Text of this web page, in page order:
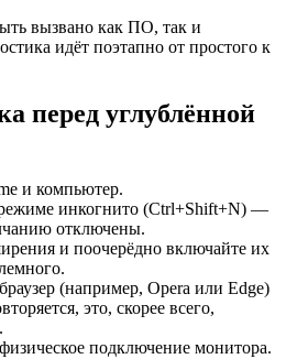
вызвано как ПО, так и
идёт поэтапно от простого к
перед углублённой
и компьютер.
инкогнито (Ctrl+Shift+N) —
отключены.
и поочерёдно включайте их
(например, Opera или Edge)
это, скорее всего,
подключение монитора.